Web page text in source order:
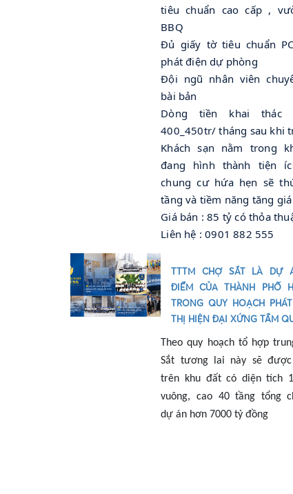
tiêu chuẩn cao cấp ,
BBQ
Đủ giấy tờ tiêu chuẩn
phát điện dự phòng
Đội ngũ nhân viên
bài bản
Dòng tiền khai thác
400_450tr/ tháng sau khi
Khách sạn nằm trong
đang hình thành tiện
chung cư hứa hẹn sẽ
tầng và tiềm năng tăng
Giá bán : 85 tỷ có thỏa
Liên hệ : 0901 882 555
TTTM CHỢ SẮT LÀ DỰ
ĐIỂM CỦA THÀNH PHỐ
TRONG QUY HOẠCH
THỊ HIỆN ĐẠI XỨNG TẦM
Theo quy hoạch tổ hợp
Sắt tương lai này sẽ
trên khu đất có diện tích
vuông, cao40 tầng tổng
dựán hơn 7000 tỷ đồng